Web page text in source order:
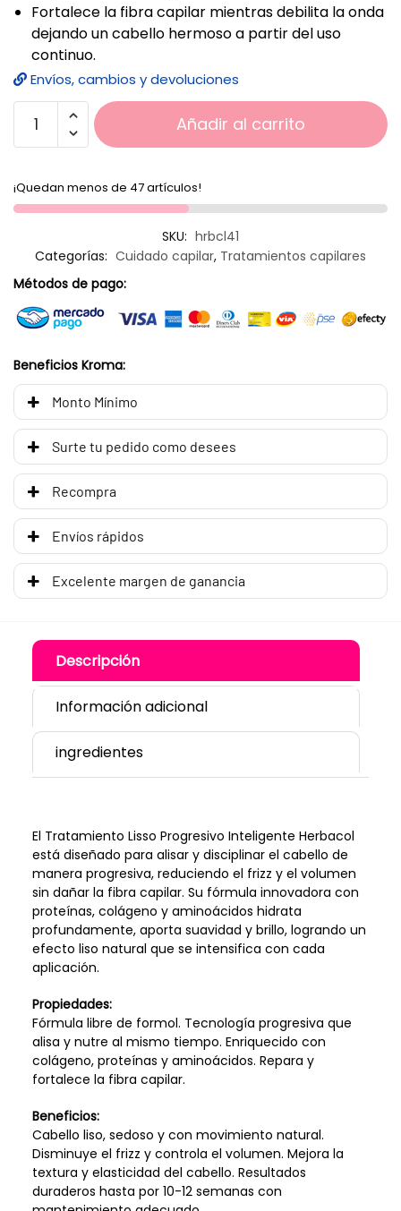
Fortalece la fibra capilar mientras debilita la onda
dejando un cabello hermoso a partir del uso
continuo.
Envíos, cambios y devoluciones
Añadir al carrito
¡Quedan menos de 47 artículos!
SKU: hrbcl41
Categorías: Cuidado capilar, Tratamientos capilares
Métodos de pago:
Beneficios Kroma:
Monto Mínimo
Surte tu pedido como desees
Recompra
Envíos rápidos
Excelente margen de ganancia
Descripción
Información adicional
ingredientes
El Tratamiento Lisso Progresivo Inteligente Herbacol
está diseñado para alisar y disciplinar el cabello de
manera progresiva, reduciendo el frizz y el volumen
sin dañar la fibra capilar. Su fórmula innovadora con
proteínas, colágeno y aminoácidos hidrata
profundamente, aporta suavidad y brillo, logrando un
efecto liso natural que se intensifica con cada
aplicación.
Propiedades:
Fórmula libre de formol. Tecnología progresiva que
alisa y nutre al mismo tiempo. Enriquecido con
colágeno, proteínas y aminoácidos. Repara y
fortalece la fibra capilar.
Beneficios:
Cabello liso, sedoso y con movimiento natural.
Disminuye el frizz y controla el volumen. Mejora la
textura y elasticidad del cabello. Resultados
duraderos hasta por 10-12 semanas con